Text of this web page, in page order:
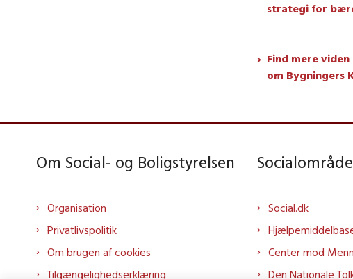
strategi for
Find mere
om Bygningers
Om Social- og Boligstyrelsen
Organisation
Privatlivspolitik
Om brugen af cookies
Tilgængelighedserklæring
Social.dk
Center mod
Den Nationale